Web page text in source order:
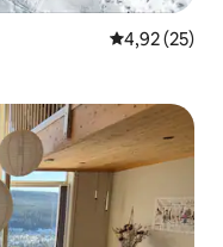
4,92 de uma
4,92 (25)